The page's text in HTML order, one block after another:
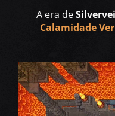
A era de
Calamidade